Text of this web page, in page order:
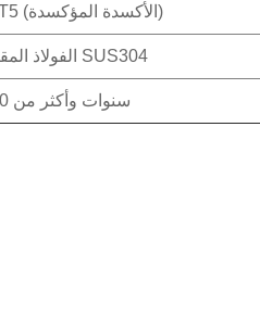
AL6005-T5 (الأكسدة المؤكسدة)
الفولاذ المقاوم للصدأ SUS304
10 سنوات وأكثر من 20 سنة